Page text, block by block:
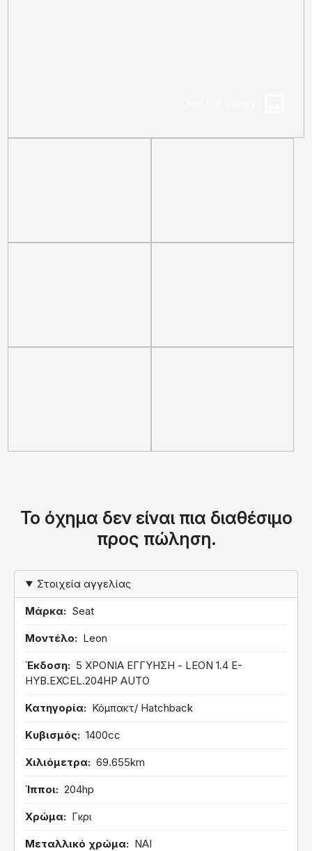
Το όχημα δεν είναι πια διαθέσιμο
προς πώληση.
Στοιχεία αγγελίας
Μάρκα Seat
Μοντέλο Leon
Έκδοση
5 ΧΡΟΝΙΑ ΕΓΓΥΗΣΗ - LEON 1.4 E-
HYB.EXCEL.204HP AUTO
Κατηγορία Κόμπακτ/ Hatchback
Κυβισμός 1400cc
Χιλιόμετρα 69.655km
Ίπποι 204hp
Χρώμα Γκρι
Μεταλλικό χρώμα ΝΑΙ